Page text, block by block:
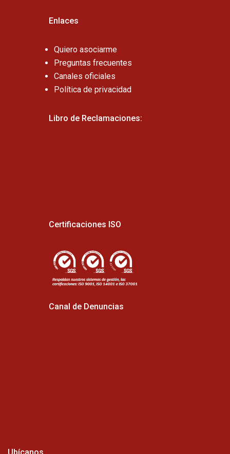
Enlaces
Quiero asociarme
Preguntas frecuentes
Canales oficiales
Política de privacidad
Libro de Reclamaciones:
Certificaciones ISO
Canal de Denuncias